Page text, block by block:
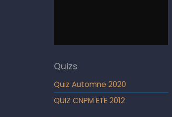
Quizs
Quiz Automne 2020
QUIZ CNPM ETE 2012